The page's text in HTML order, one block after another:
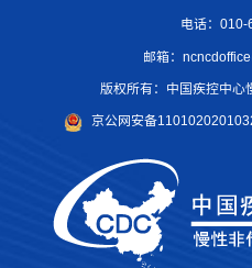
电话：
邮箱：
版权所有：中国疾控中心
京公网安备